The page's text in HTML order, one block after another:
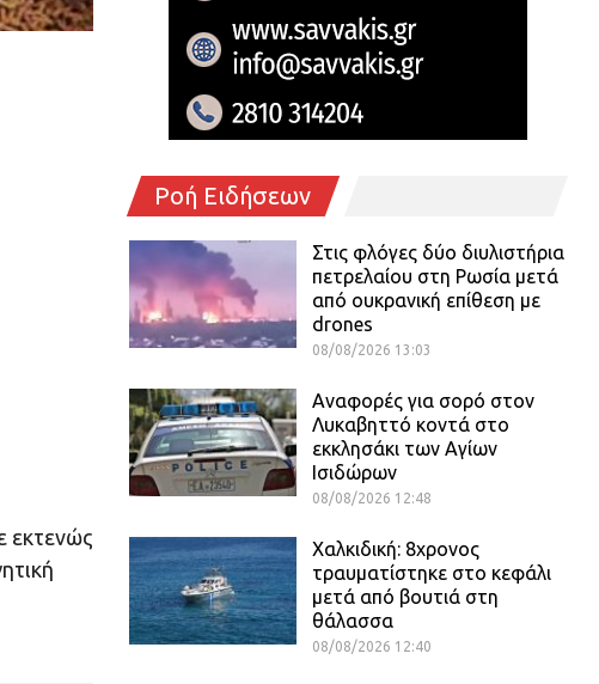
εκτενώς
Ροή Ειδήσεων
Στις φλόγες δύο διυλιστήρια
πετρελαίου στη Ρωσία μετά
από ουκρανική επίθεση με
drones
08/08/2026 13:03
Αναφορές για σορό στον
Λυκαβηττό κοντά στο
εκκλησάκι των Αγίων
Ισιδώρων
08/08/2026 12:48
Χαλκιδική: 8χρονος
τραυματίστηκε στο κεφάλι
μετά από βουτιά στη
θάλασσα
08/08/2026 12:40